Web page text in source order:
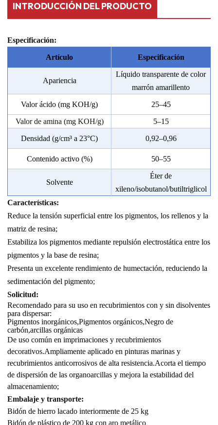
INTRODUCCIÓN DEL PRODUCTO
Especificación:
Artículo Especificación
Apariencia
Líquido transparente de color
marrón amarillento
Valor ácido (mg KOH/g) 25–45
Valor de amina (mg KOH/g) 5–15
Densidad (g/cm³ a ​​23°C) 0,92–0,96
Contenido activo (%) 50–55
Solvente
Éter de
xileno/isobutanol/butiltriglicol
Características:
Reduce la tensión superficial entre los pigmentos, los rellenos y la
matriz de resina;
Estabiliza los pigmentos mediante repulsión electrostática entre los
pigmentos y la base de resina;
Presenta un excelente rendimiento de humectación, reduciendo la
sedimentación del pigmento;
Solicitud:
Recomendado para su uso en recubrimientos con y sin disolventes
para dispersar:
Pigmentos inorgánicos,Pigmentos orgánicos,Negro de
carbón,arcillas orgánicas
De uso común en imprimaciones y recubrimientos
decorativos.Ampliamente aplicado en pinturas marinas y
recubrimientos anticorrosivos de alta resistencia.Acorta el tiempo
de dispersión de las organoarcillas y mejora la estabilidad del
almacenamiento;
Embalaje y transporte:
Bidón de hierro lacado interiormente de 25 kg
Bidón de plástico de 200 kg con aro metálico